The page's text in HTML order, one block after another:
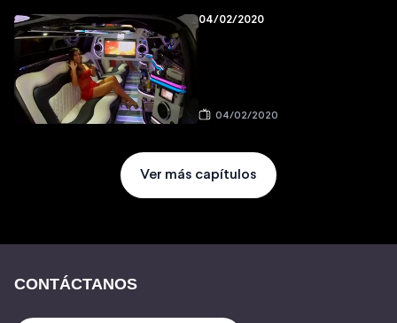
04/02/2020
04/02/2020
Ver más capítulos
CONTÁCTANOS